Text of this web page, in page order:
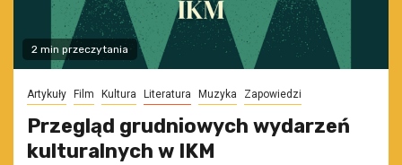
2 min przeczytania
Artykuły Film Kultura Literatura Muzyka Zapowiedzi
Przegląd grudniowych wydarzeń
kulturalnych w IKM